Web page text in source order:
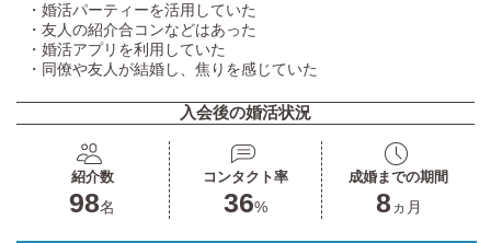
・婚活パーティーを活用していた
・友人の紹介合コンなどはあった
・婚活アプリを利用していた
・同僚や友人が結婚し、焦りを感じていた
入会後の婚活状況
紹介数
98名
コンタクト率
36%
成婚までの期間
8 ヵ月